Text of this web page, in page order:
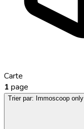
Carte
1 page
Trier par: Immoscoop only